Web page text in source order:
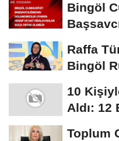
Bingöl
Raffa
Bingöl
10
Aldı:
Toplum